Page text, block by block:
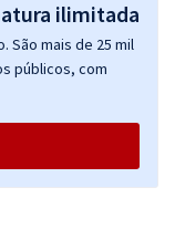
5ª Região - Analista
São mais de 25 mil
públicos, com